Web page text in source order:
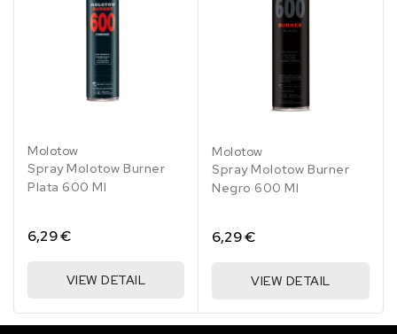
204 Light Orange
4.56 €
205 Peach dark
4.56 €
208 Skin
4.56 €
11 en stock
4.56 €
Molotow
Spray Molotow Burner
Plata 600 Ml
6,29 €
VIEW DETAIL
Molotow
Spray Molotow Burner
Negro 600 Ml
6,29 €
VIEW DETAIL